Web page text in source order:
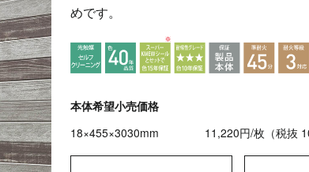
めです。
本体希望小売価格
18×455×3030mm
11,220円/枚（税抜